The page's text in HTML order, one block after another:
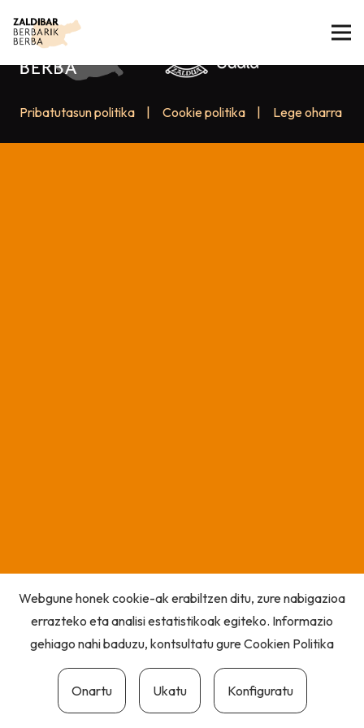
Pribatutasun politika Cookie politika Lege oharra
Webgune honek cookie-ak erabiltzen ditu, zure nabigazioa
errazteko eta analisi estatistikoak egiteko. Informazio
gehiago nahi baduzu, kontsultatu gureCookien Politika
Onartu Ukatu Konfiguratu